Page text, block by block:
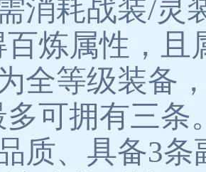
消耗战装/灵
百炼属性，且
全等级装备
多可拥有三条
质、具备3